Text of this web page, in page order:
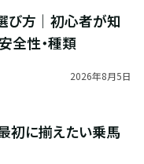
び方｜初心者が知
全性・種類
2026年8月5日
初に揃えたい乗馬